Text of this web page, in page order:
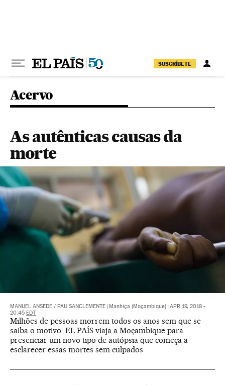
SUSCRÍBETE
Acervo
As autênticas causas da
morte
MANUEL ANSEDE / PAU SANCLEMENTE Manhiça (Moçambique) APR 19, 2018 -
20:45 EDT
Milhões de pessoas morrem todos os anos sem que se
saiba o motivo. EL PAÍS viaja a Moçambique para
presenciar um novo tipo de autópsia que começa a
esclarecer essas mortes sem culpados